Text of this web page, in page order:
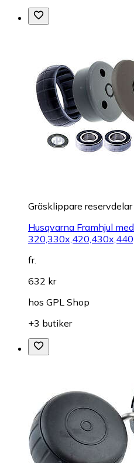
Gräsklippare reservdelar
Husqvarna Framhjul
fr.
632 kr
hos GPL Shop
+3 butiker